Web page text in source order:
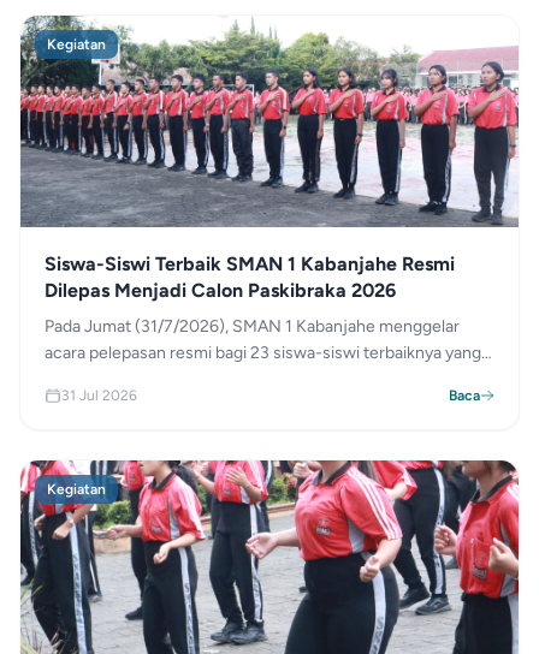
siswa bahwa tata tertib sekolah hadir demi membentuk
karakter dan integritas, bukan mengekang kebebasan.
Kegiatan
Siswa-Siswi Terbaik SMAN 1 Kabanjahe Resmi
Dilepas Menjadi Calon Paskibraka 2026
Pada Jumat (31/7/2026), SMAN 1 Kabanjahe menggelar
acara pelepasan resmi bagi 23 siswa-siswi terbaiknya yang
Delegasi tersebut terdiri dari 3 siswa untuk Tingkat Provinsi
siswa untuk Tingkat Kabupaten Karo. Pihak sekolah
berharap para siswa dapat menjaga kesehatan dan
menunjukkan performa maksimal selama masa pelatihan
demi mengharumkan nama daerah.
31 Jul 2026 Baca
Kegiatan